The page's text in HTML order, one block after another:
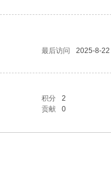
最后访问
2025-8-
积分
2
贡献 0